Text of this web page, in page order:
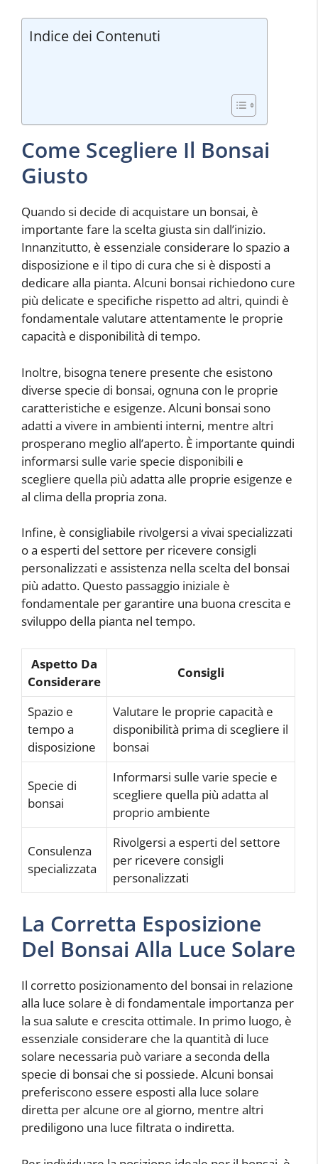
Indice dei Contenuti
Come Scegliere Il Bonsai
Giusto
Quando si decide di acquistare un bonsai, è
importante fare la scelta giusta sin dall’inizio.
Innanzitutto, è essenziale considerare lo spazio a
disposizione e il tipo di cura che si è disposti a
dedicare alla pianta. Alcuni bonsai richiedono cure
più delicate e specifiche rispetto ad altri, quindi è
fondamentale valutare attentamente le proprie
capacità e disponibilità di tempo.
Inoltre, bisogna tenere presente che esistono
diverse specie di bonsai, ognuna con le proprie
caratteristiche e esigenze. Alcuni bonsai sono
adatti a vivere in ambienti interni, mentre altri
prosperano meglio all’aperto. È importante quindi
informarsi sulle varie specie disponibili e
scegliere quella più adatta alle proprie esigenze e
al clima della propria zona.
Infine, è consigliabile rivolgersi a vivai specializzati
o a esperti del settore per ricevere consigli
personalizzati e assistenza nella scelta del bonsai
più adatto. Questo passaggio iniziale è
fondamentale per garantire una buona crescita e
sviluppo della pianta nel tempo.
Aspetto Da
Considerare
Consigli
Spazio e
tempo a
disposizione
Valutare le proprie capacità e
disponibilità prima di scegliere il
bonsai
Specie di
bonsai
Informarsi sulle varie specie e
scegliere quella più adatta al
proprio ambiente
Consulenza
specializzata
Rivolgersi a esperti del settore
per ricevere consigli
personalizzati
La Corretta Esposizione
Del Bonsai Alla Luce Solare
Il corretto posizionamento del bonsai in relazione
alla luce solare è di fondamentale importanza per
la sua salute e crescita ottimale. In primo luogo, è
essenziale considerare che la quantità di luce
solare necessaria può variare a seconda della
specie di bonsai che si possiede. Alcuni bonsai
preferiscono essere esposti alla luce solare
diretta per alcune ore al giorno, mentre altri
prediligono una luce filtrata o indiretta.